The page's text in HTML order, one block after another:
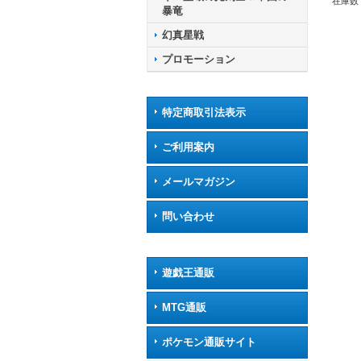
暴竜
幻真星戦
プロモーション
特定商取引法表示
ご利用案内
メールマガジン
問い合わせ
遊戯王通販
MTG通販
ポケモン通販サイト